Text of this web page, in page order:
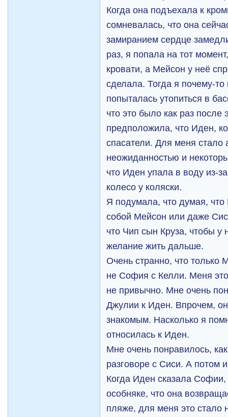
Когда она подъехала к
сомневалась, что она
замиранием сердце
раз, я попала на тот
кровати, а Мейсон у неё
сделала. Тогда я почему-
попыталась утопиться в
что это было как раз после
предположила, что Иден,
спасатели. Для меня стало
неожиданностью и
что Иден упала в воду из-
колесо у коляски.
Я подумала, что думая,
собой Мейсон или даже
что Чип сын Круза, чтобы у
желание жить дальше.
Очень странно, что только
не София с Келли. Меня
не привычно. Мне очень
Джулии к Иден. Впрочем,
знакомым. Насколько я
относилась к Иден.
Мне очень понравилось,
разговоре с Сиси. А потом
Когда Иден сказала Софии,
особняке, что она
пляже, для меня это стало